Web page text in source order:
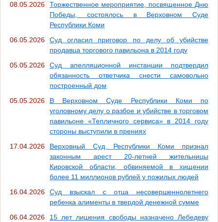
08.05.2026
Торжественное мероприятие, посвященное Дню
Победы, состоялось в Верховном Суде
Республики Коми
06.05.2026
Суд огласил приговор по делу об убийстве
продавца торгового павильона в 2014 году
05.05.2026
Суд апелляционной инстанции подтвердил
обязанность ответчика снести самовольно
построенный дом
05.05.2026
В Верховном Суде Республики Коми по
уголовному делу о разбое и убийстве в торговом
павильоне «Тепличного сервиса» в 2014 году
стороны выступили в прениях
17.04.2026
Верховный Суд Республики Коми признал
законным арест 20-летней жительницы
Кировской области, обвиняемой в хищении
более 11 миллионов рублей у пожилых людей
16.04.2026
Суд взыскал с отца несовершеннолетнего
ребенка алименты в твердой денежной сумме
06.04.2026
15 лет лишения свободы назначено Лебедеву